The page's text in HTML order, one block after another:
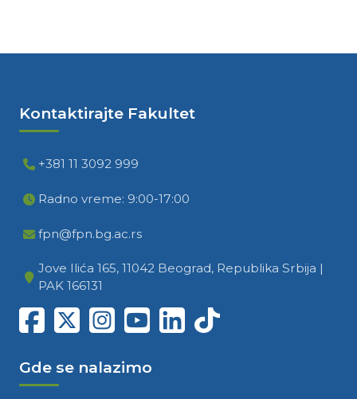
Kontaktirajte Fakultet
+381 11 3092 999
Radno vreme: 9:00-17:00
fpn@fpn.bg.ac.rs
Jove Ilića 165, 11042 Beograd, Republika Srbija |
PAK 166131
Gde se nalazimo